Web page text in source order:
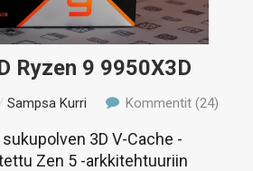
Ryzen 9 9950X3D
/Sampsa Kurri Kommentit (24)
3D V-Cache -
Zen 5 -arkkitehtuuriin